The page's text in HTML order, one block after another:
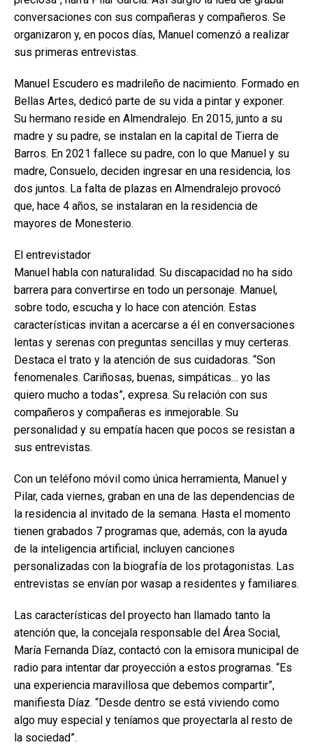
conversaciones con sus compañeras y compañeros. Se
organizaron y, en pocos días, Manuel comenzó a realizar
sus primeras entrevistas.
Manuel Escudero es madrileño de nacimiento. Formado en
Bellas Artes, dedicó parte de su vida a pintar y exponer.
Su hermano reside en Almendralejo. En 2015, junto a su
madre y su padre, se instalan en la capital de Tierra de
Barros. En 2021 fallece su padre, con lo que Manuel y su
madre, Consuelo, deciden ingresar en una residencia, los
dos juntos. La falta de plazas en Almendralejo provocó
que, hace 4 años, se instalaran en la residencia de
mayores de Monesterio.
El entrevistador
Manuel habla con naturalidad. Su discapacidad no ha sido
barrera para convertirse en todo un personaje. Manuel,
sobre todo, escucha y lo hace con atención. Estas
características invitan a acercarse a él en conversaciones
lentas y serenas con preguntas sencillas y muy certeras.
Destaca el trato y la atención de sus cuidadoras. “Son
fenomenales. Cariñosas, buenas, simpáticas… yo las
quiero mucho a todas”, expresa. Su relación con sus
compañeros y compañeras es inmejorable. Su
personalidad y su empatía hacen que pocos se resistan a
sus entrevistas.
Con un teléfono móvil como única herramienta, Manuel y
Pilar, cada viernes, graban en una de las dependencias de
la residencia al invitado de la semana. Hasta el momento
tienen grabados 7 programas que, además, con la ayuda
de la inteligencia artificial, incluyen canciones
personalizadas con la biografía de los protagonistas. Las
entrevistas se envían por wasap a residentes y familiares.
Las características del proyecto han llamado tanto la
atención que, la concejala responsable del Área Social,
María Fernanda Díaz, contactó con la emisora municipal de
radio para intentar dar proyección a estos programas. “Es
una experiencia maravillosa que debemos compartir”,
manifiesta Díaz. “Desde dentro se está viviendo como
algo muy especial y teníamos que proyectarla al resto de
la sociedad”.